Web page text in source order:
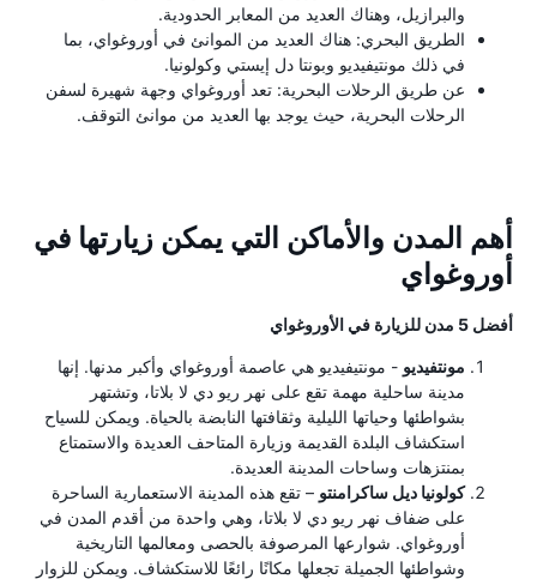
والبرازيل، وهناك العديد من المعابر الحدودية.
الطريق البحري: هناك العديد من الموانئ في أوروغواي، بما
في ذلك مونتيفيديو وبونتا دل إيستي وكولونيا.
عن طريق الرحلات البحرية: تعد أوروغواي وجهة شهيرة لسفن
الرحلات البحرية، حيث يوجد بها العديد من موانئ التوقف.
أهم المدن والأماكن التي يمكن زيارتها في
أوروغواي
أفضل 5 مدن للزيارة في الأوروغواي
مونتفيديو - مونتيفيديو هي عاصمة أوروغواي وأكبر مدنها. إنها
مدينة ساحلية مهمة تقع على نهر ريو دي لا بلاتا، وتشتهر
بشواطئها وحياتها الليلية وثقافتها النابضة بالحياة. ويمكن للسياح
استكشاف البلدة القديمة وزيارة المتاحف العديدة والاستمتاع
بمنتزهات وساحات المدينة العديدة.
كولونيا ديل ساكرامنتو – تقع هذه المدينة الاستعمارية الساحرة
على ضفاف نهر ريو دي لا بلاتا، وهي واحدة من أقدم المدن في
أوروغواي. شوارعها المرصوفة بالحصى ومعالمها التاريخية
وشواطئها الجميلة تجعلها مكانًا رائعًا للاستكشاف. ويمكن للزوار